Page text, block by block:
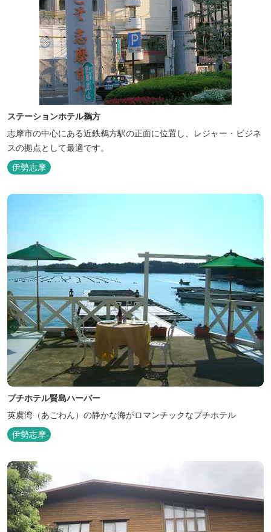
ステーションホテル鵜方
志摩市の中心にある近鉄鵜方駅の正面に位置し、レジャー・ビジネ
スの拠点として最適です。
伊勢志摩
プチホテル賢島ハーバー
英虞湾（あごわん）の静かな海がロマンチックなプチホテル
伊勢志摩